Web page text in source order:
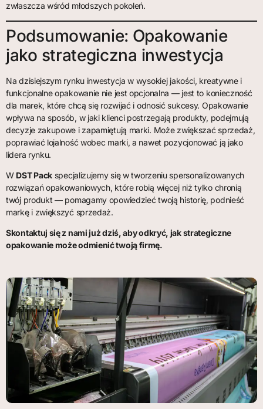
zwłaszcza wśród młodszych pokoleń.
Podsumowanie: Opakowanie
jako strategiczna inwestycja
Na dzisiejszym rynku inwestycja w wysokiej jakości, kreatywne i
funkcjonalne opakowanie nie jest opcjonalna — jest to konieczność
dla marek, które chcą się rozwijać i odnosić sukcesy. Opakowanie
wpływa na sposób, w jaki klienci postrzegają produkty, podejmują
decyzje zakupowe i zapamiętują marki. Może zwiększać sprzedaż,
poprawiać lojalność wobec marki, a nawet pozycjonować ją jako
lidera rynku.
W DST Pack specjalizujemy się w tworzeniu spersonalizowanych
rozwiązań opakowaniowych, które robią więcej niż tylko chronią
twój produkt — pomagamy opowiedzieć twoją historię, podnieść
markę i zwiększyć sprzedaż.
Skontaktuj się z nami już dziś, aby odkryć, jak strategiczne
opakowanie może odmienić twoją firmę.